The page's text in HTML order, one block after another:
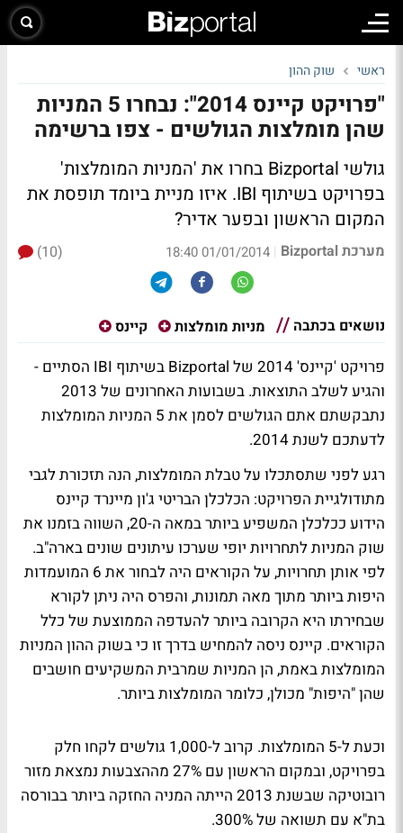
ראשי שוק ההון
"פרויקט קיינס 2014": נבחרו 5 המניות
שהן מומלצות הגולשים - צפו ברשימה
גולשי Bizportal בחרו את 'המניות המומלצות'
בפרויקט בשיתוף IBI.
איזו מניית ביומד תופסת את
המקום הראשון ובפער אדיר?
מערכת Bizportal |
01/01/2014 18:40
(10)
נושאים בכתבה מניות מומלצות קיינס
פרויקט 'קיינס' 2014 של Bizportal בשיתוף IBI הסתיים -
והגיע לשלב התוצאות. בשבועות האחרונים של 2013
נתבקשתם אתם הגולשים לסמן את 5 המניות המומלצות
לדעתכם לשנת 2014.
רגע לפני שתסתכלו על טבלת המומלצות, הנה תזכורת לגבי
מתודולגיית הפרויקט: הכלכלן הבריטי ג'ון מיינרד קיינס
הידוע ככלכלן המשפיע ביותר במאה ה-20, השווה בזמנו את
שוק המניות לתחרויות יופי שערכו עיתונים שונים בארה"ב.
לפי אותן תחרויות, על הקוראים היה לבחור את 6 המועמדות
היפות ביותר מתוך מאה תמונות, והפרס היה ניתן לקורא
שבחירתו היא הקרובה ביותר להעדפה הממוצעת של כלל
הקוראים. קיינס ניסה להמחיש בדרך זו כי בשוק ההון המניות
המומלצות באמת, הן המניות שמרבית המשקיעים חושבים
שהן "היפות" מכולן, כלומר המומלצות ביותר.
וכעת ל-5 המומלצות. קרוב ל-1,000 גולשים לקחו חלק
בפרויקט, ובמקום הראשון עם 27% מההצבעות נמצאת מזור
רובוטיקה שבשנת 2013 הייתה המניה החזקה ביותר בבורסה
בת"א עם תשואה של 300%.